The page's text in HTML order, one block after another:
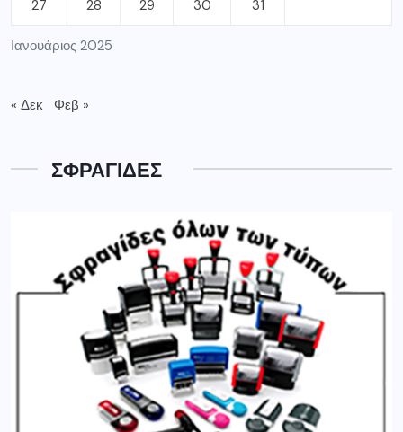
Ιανουάριος 2025
27 28 29 30 31
« Δεκ Φεβ »
ΣΦΡΑΓΙΔΕΣ